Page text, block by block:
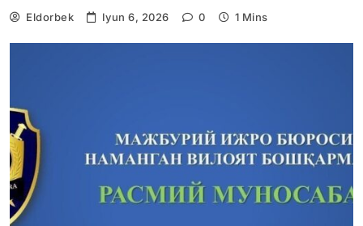
Eldorbek Iyun 6, 2026 0 1 Mins